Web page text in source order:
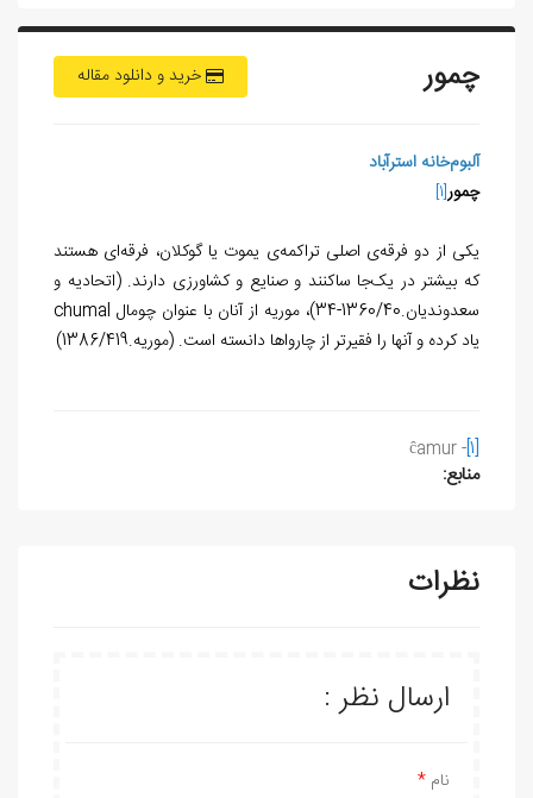
خرید و دانلود مقاله چمور
آلبوم‌خانه استرآباد
چمور[1]
یکی از دو فرقه‌­ی اصلی تراکمه­‌ی یموت یا گوکلان، فرقه‌­ای هستند
که بیشتر در یک­‌جا ساکنند و صنایع و کشاورزی دارند. (اتحادیه و
سعدوندیان.1360/40-34)، موریه از آنان با عنوان چومال
chumal
یاد کرده و آن­ها را فقیرتر از چارواها دانسته است. (موریه.1386/419)
[1]
-
ĉamur
منابع:
نظرات
ارسال نظر :
نام